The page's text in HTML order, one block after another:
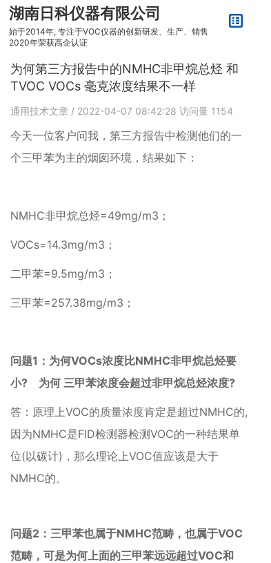
湖南日科仪器有限公司
始于2014年, 专注于VOC仪器的创新研发、生产、销售
2020年荣获高企认证
为何第三方报告中的NMHC非甲烷总烃 和
TVOC VOCs 毫克浓度结果不一样
通用技术文章 / 2022-04-07 08:42:28 访问量 1154
今天一位客户问我，第三方报告中检测他们的一
个三甲苯为主的烟囱环境，结果如下 ：
NMHC非甲烷总烃=49mg/m3；
VOCs=14.3mg/m3；
二甲苯=9.5mg/m3；
三甲苯=257.38mg/m3；
问题1：为何VOCs浓度比NMHC非甲烷总烃要
小? 为何 三甲苯浓度会超过非甲烷总烃浓度?
答： 原理上VOC的质量浓度肯定是超过NMHC的,
因为NMHC是FID检测器检测VOC的一种结果单
位(以碳计)， 那么理论上VOC值应该是大于
NMHC的。
问题2：三甲苯也属于NMHC范畴，也属于VOC
范畴，可是为何上面的三甲苯远远超过VOC和